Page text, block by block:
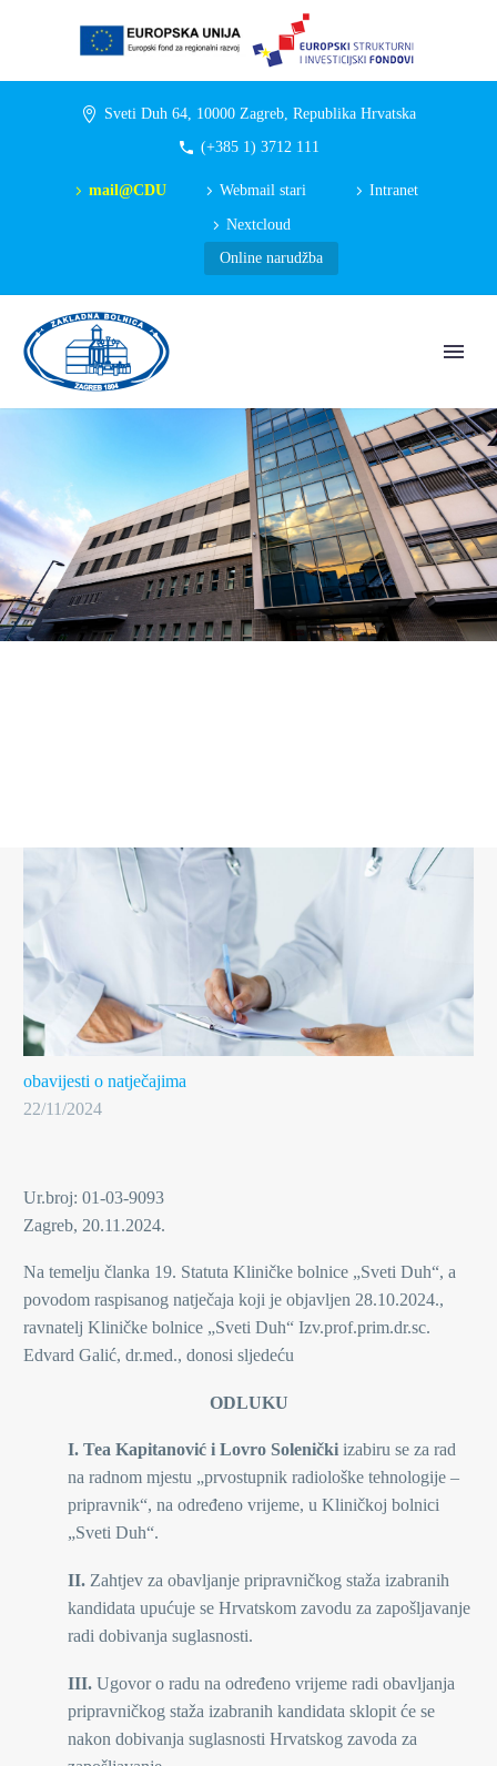
Sveti Duh 64, 10000 Zagreb, Republika Hrvatska
(+385 1) 3712 111
mail@CDU Webmail stari Intranet
Nextcloud
Online narudžba
obavijesti o natječajima
22/11/2024
Ur.broj: 01-03-9093
Zagreb, 20.11.2024.
Na temelju članka 19. Statuta Kliničke bolnice „Sveti Duh“, a
povodom raspisanog natječaja koji je objavljen 28.10.2024.,
ravnatelj Kliničke bolnice „Sveti Duh“ Izv.prof.prim.dr.sc.
Edvard Galić, dr.med., donosi sljedeću
ODLUKU
I. Tea Kapitanović i Lovro Solenički izabiru se za rad
na radnom mjestu „prvostupnik radiološke tehnologije –
pripravnik“, na određeno vrijeme, u Kliničkoj bolnici
„Sveti Duh“.
II. Zahtjev za obavljanje pripravničkog staža izabranih
kandidata upućuje se Hrvatskom zavodu za zapošljavanje
radi dobivanja suglasnosti.
III. Ugovor o radu na određeno vrijeme radi obavljanja
pripravničkog staža izabranih kandidata sklopit će se
nakon dobivanja suglasnosti Hrvatskog zavoda za